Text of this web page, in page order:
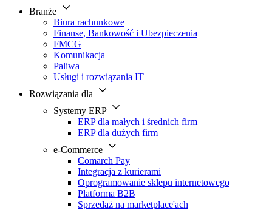
Branże
Biura rachunkowe
Finanse, Bankowość i Ubezpieczenia
FMCG
Komunikacja
Paliwa
Usługi i rozwiązania IT
Rozwiązania dla
Systemy ERP
ERP dla małych i średnich firm
ERP dla dużych firm
e-Commerce
Comarch Pay
Integracja z kurierami
Oprogramowanie sklepu internetowego
Platforma B2B
Sprzedaż na marketplace'ach